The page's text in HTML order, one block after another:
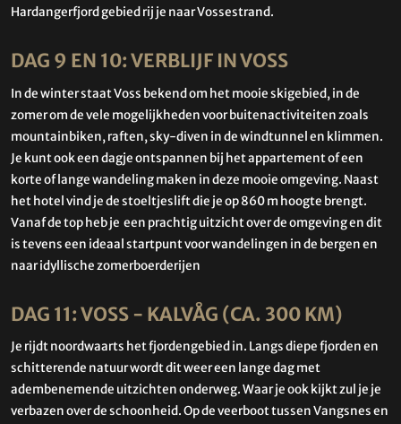
Hardangerfjord gebied rij je naar Vossestrand.
DAG 9 EN 10: VERBLIJF IN VOSS
In de winter staat Voss bekend om het mooie skigebied, in de
zomer om de vele mogelijkheden voor buitenactiviteiten zoals
mountainbiken, raften, sky-diven in de windtunnel en klimmen.
Je kunt ook een dagje ontspannen bij het appartement of een
korte of lange wandeling maken in deze mooie omgeving. Naast
het hotel vind je de stoeltjeslift die je op 860 m hoogte brengt.
Vanaf de top heb je een prachtig uitzicht over de omgeving en dit
is tevens een ideaal startpunt voor wandelingen in de bergen en
naar idyllische zomerboerderijen
DAG 11: VOSS - KALVÅG (CA. 300 KM)
Je rijdt noordwaarts het fjordengebied in. Langs diepe fjorden en
schitterende natuur wordt dit weer een lange dag met
adembenemende uitzichten onderweg. Waar je ook kijkt zul je je
verbazen over de schoonheid. Op de veerboot tussen Vangsnes en